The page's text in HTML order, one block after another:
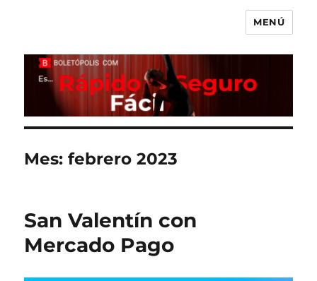
MENÚ
Mes:febrero 2023
San Valentín con
Mercado Pago